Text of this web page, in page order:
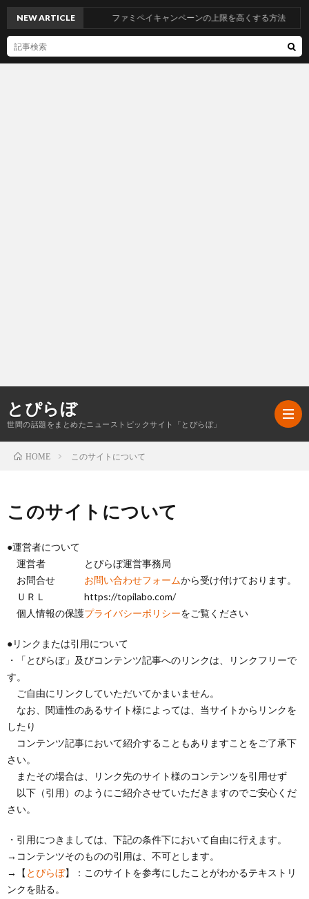
とぴらぼ
世間の話題をまとめたニューストピックサイト「とぴらぼ」
一
覧
ト
に
つ
バ
シ
ー
い
わ
NEW ARTICLE ファミペイキャンペーンの上限を高くする方法
HOME このサイトについて
このサイトについて
●運営者について
運営者 とぴらぼ運営事務局
お問合せ お問い合わせフォームから受け付けております。
ＵＲＬ https://topilabo.com/
個人情報の保護プライバシーポリシーをご覧ください
●リンクまたは引用について
・「とぴらぼ」及びコンテンツ記事へのリンクは、リンクフリーで
す。
ご自由にリンクしていただいてかまいません。
なお、関連性のあるサイト様によっては、当サイトからリンクを
したり
コンテンツ記事において紹介することもありますことをご了承下
さい。
またその場合は、リンク先のサイト様のコンテンツを引用せず
以下（引用）のようにご紹介させていただきますのでご安心くだ
さい。
・引用につきましては、下記の条件下において自由に行えます。
→コンテンツそのものの引用は、不可とします。
→【 とぴらぼ】：このサイトを参考にしたことがわかるテキストリ
ンクを貼る。